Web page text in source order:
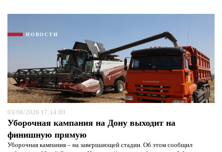
НОВОСТИ
03/08/2026 17:14:00
Уборочная кампания на Дону выходит на
финишную прямую
Уборочная кампания – на завершающей стадии. Об этом сообщил